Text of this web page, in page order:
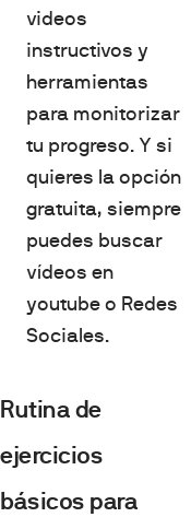
videos
instructivos y
herramientas
para monitorizar
tu progreso. Y si
quieres la opción
gratuita, siempre
puedes buscar
vídeos en
youtube o Redes
Sociales.
Rutina de
ejercicios
básicos para